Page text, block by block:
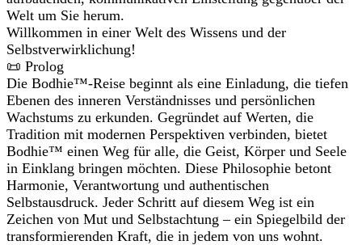
Welt um Sie herum.
Willkommen in einer Welt des Wissens und der
Selbstverwirklichung!
📜 Prolog
Die Bodhie™-Reise beginnt als eine Einladung, die tiefen
Ebenen des inneren Verständnisses und persönlichen
Wachstums zu erkunden. Gegründet auf Werten, die
Tradition mit modernen Perspektiven verbinden, bietet
Bodhie™ einen Weg für alle, die Geist, Körper und Seele
in Einklang bringen möchten. Diese Philosophie betont
Harmonie, Verantwortung und authentischen
Selbstausdruck. Jeder Schritt auf diesem Weg ist ein
Zeichen von Mut und Selbstachtung – ein Spiegelbild der
transformierenden Kraft, die in jedem von uns wohnt.